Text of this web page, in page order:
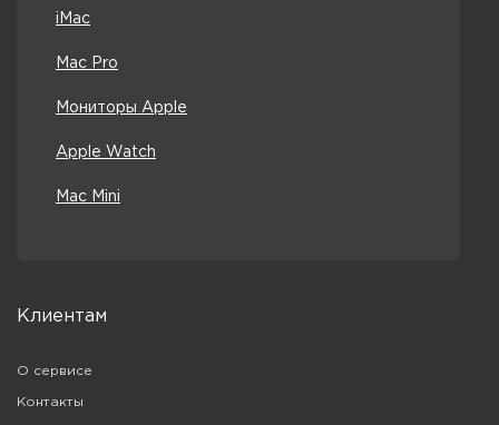
iMac
Mac Pro
Мониторы Apple
Apple Watch
Mac Mini
Клиентам
О сервисе
Контакты